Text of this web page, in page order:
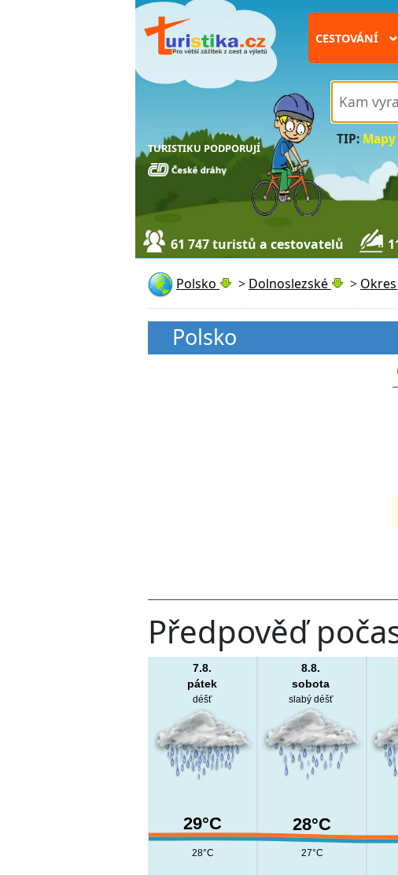
TURISTIKU PODPORUJÍ
CESTOVÁNÍ
TIP:
61 747 turistů a cestovatelů
Polsko > Dolnoslezské >
Polsko
Předpověď
29°C
28°C
7.8.
pátek
déšť
28°C
27°C
8.8.
sobota
slabý déšť